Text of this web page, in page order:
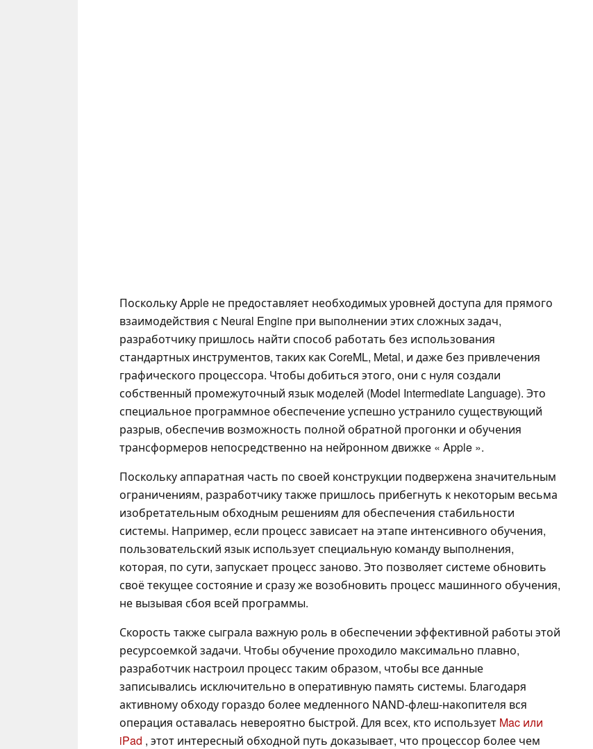
Поскольку Apple не предоставляет необходимых уровней доступа для прямого
взаимодействия с Neural Engine при выполнении этих сложных задач,
разработчику пришлось найти способ работать без использования
стандартных инструментов, таких как CoreML, Metal, и даже без привлечения
графического процессора. Чтобы добиться этого, они с нуля создали
собственный промежуточный язык моделей (Model Intermediate Language). Это
специальное программное обеспечение успешно устранило существующий
разрыв, обеспечив возможность полной обратной прогонки и обучения
трансформеров непосредственно на нейронном движке « Apple ».
Поскольку аппаратная часть по своей конструкции подвержена значительным
ограничениям, разработчику также пришлось прибегнуть к некоторым весьма
изобретательным обходным решениям для обеспечения стабильности
системы. Например, если процесс зависает на этапе интенсивного обучения,
пользовательский язык использует специальную команду выполнения,
которая, по сути, запускает процесс заново. Это позволяет системе обновить
своё текущее состояние и сразу же возобновить процесс машинного обучения,
не вызывая сбоя всей программы.
Скорость также сыграла важную роль в обеспечении эффективной работы этой
ресурсоемкой задачи. Чтобы обучение проходило максимально плавно,
разработчик настроил процесс таким образом, чтобы все данные
записывались исключительно в оперативную память системы. Благодаря
активному обходу гораздо более медленного NAND-флеш-накопителя вся
операция оставалась невероятно быстрой. Для всех, кто использует Mac или
iPad , этот интересный обходной путь доказывает, что процессор более чем